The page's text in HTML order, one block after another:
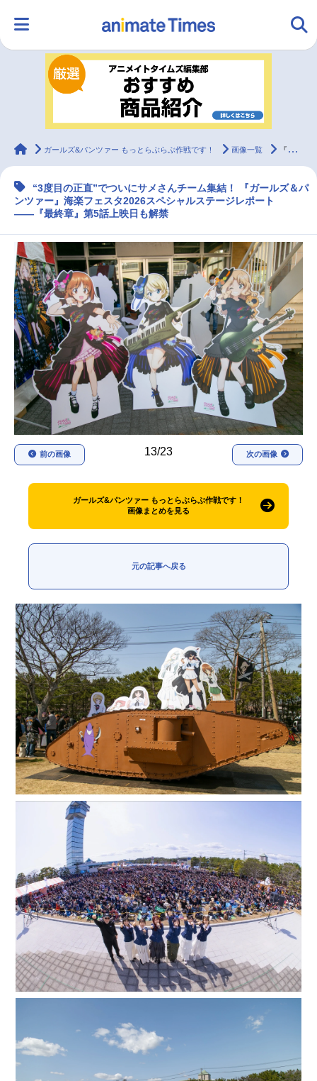
ランキング アニメ
ラジオ 映画
マンガ・ラノベ ゲーム・アプリ 音楽 コスプレ
2.5次元 配信・Vtuber トレンド 無料マンガ
最新記事一覧
アニメ記事一覧 声優記事一覧
アニメ映画一覧 実写化映画一覧
今期アニメ曜日別一覧
春アニメ 夏アニメ
秋アニメ 冬アニメ
男性声優/女性声優一覧
FOLLOW US
animateTimes
ガールズ&パンツァー もっとらぶらぶ作戦です！ 画像一覧 『ガルパン』海楽フェスタ2026ステージレポ
“3度目の正直”でついにサメさんチーム集結！ 『ガールズ＆パ
ンツァー』海楽フェスタ2026スペシャルステージレポート
――『最終章』第5話上映日も解禁
13/23
前の画像 次の画像
ガールズ&パンツァー もっとらぶらぶ作戦です！
画像まとめを見る
元の記事へ戻る